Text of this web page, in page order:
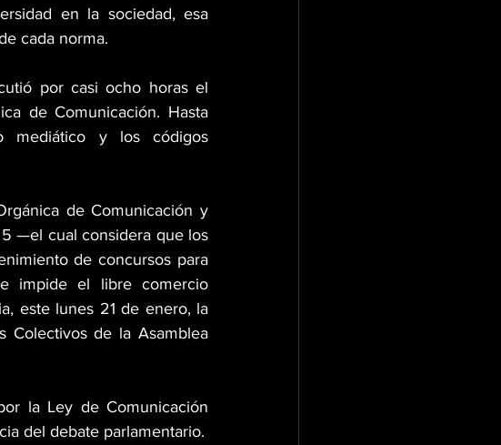
en la sociedad, esa
cada norma.
por casi ocho horas el
de Comunicación. Hasta
mediático y los códigos
de Comunicación y
—el cual considera que los
de concursos para
impide el libre comercio
este lunes 21 de enero, la
Colectivos de la Asamblea
la Ley de Comunicación
del debate parlamentario.